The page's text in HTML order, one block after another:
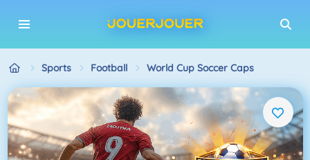
Sports Football World Cup Soccer Caps